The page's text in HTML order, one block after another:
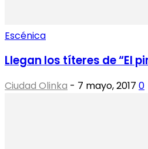
Escénica
Llegan los títeres de “El
Ciudad Olinka - 7 mayo, 2017 0